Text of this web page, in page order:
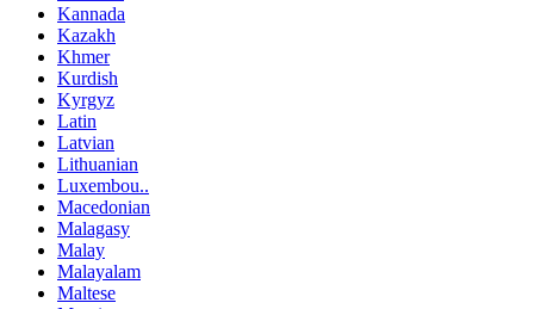
Kannada
Kazakh
Khmer
Kurdish
Kyrgyz
Latin
Latvian
Lithuanian
Luxembou..
Macedonian
Malagasy
Malay
Malayalam
Maltese